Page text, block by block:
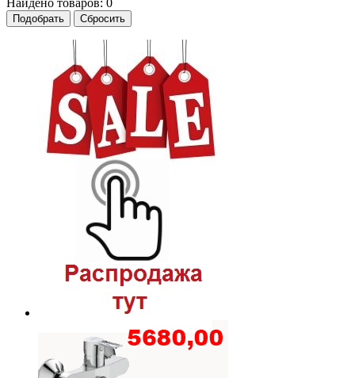
Найдено товаров: 0